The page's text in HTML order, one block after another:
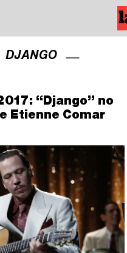
DJANGO
“Django” no
Etienne Comar